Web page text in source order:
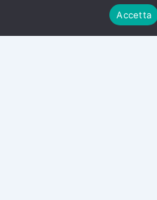
e difendi i tuoi diritti.Accetta